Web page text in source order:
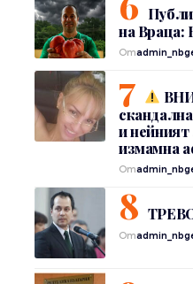
на Враца:
От
и
измамна
От
От